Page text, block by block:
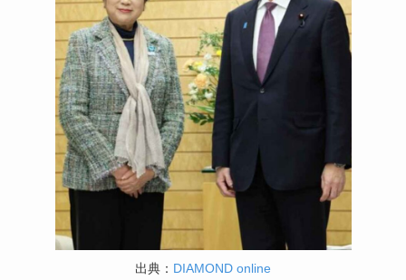
出典： DIAMOND online